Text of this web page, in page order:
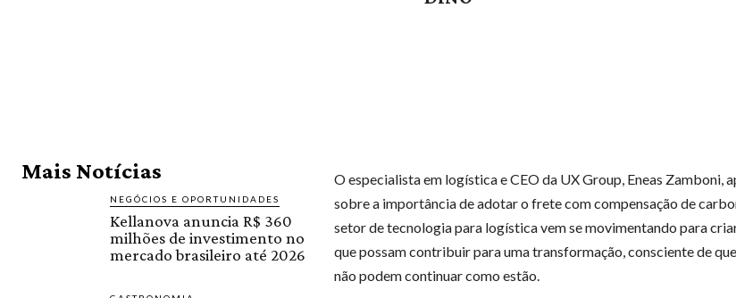
Mais Notícias
NEGÓCIOS E OPORTUNIDADES
Kellanova anuncia R$ 360
milhões de investimento no
mercado brasileiro até 2026
O especialista em logística e CEO da UX Group, Eneas Zamboni,
sobre a importância de adotar o frete com compensação de
setor de tecnologia para logística vem se movimentando para
que possam contribuir para uma transformação, consciente de
não podem continuar como estão.